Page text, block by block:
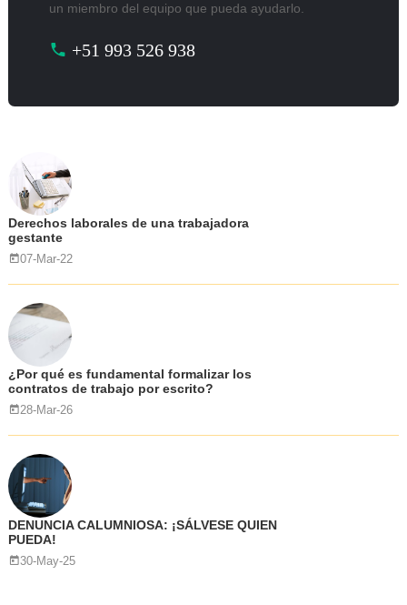
un miembro del equipo que pueda ayudarlo.
+51 993 526 938
Derechos laborales de una trabajadora
gestante
07-Mar-22
¿Por qué es fundamental formalizar los
contratos de trabajo por escrito?
28-Mar-26
DENUNCIA CALUMNIOSA: ¡SÁLVESE QUIEN
PUEDA!
30-May-25